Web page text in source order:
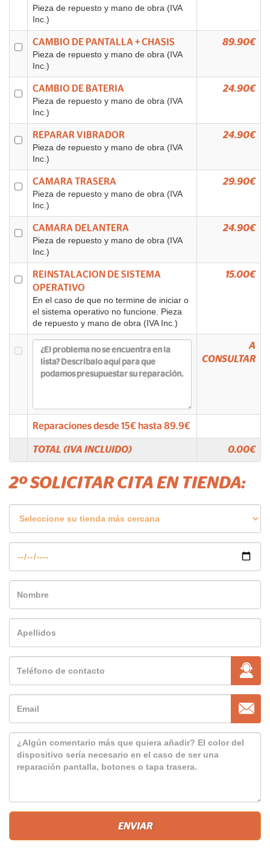
Pieza de repuesto y mano de obra (IVA
Inc.)
CAMBIO DE PANTALLA + CHASIS
Pieza de repuesto y mano de obra (IVA
Inc.)
89.90€
CAMBIO DE BATERIA
Pieza de repuesto y mano de obra (IVA
Inc.)
24.90€
REPARAR VIBRADOR
Pieza de repuesto y mano de obra (IVA
Inc.)
24.90€
CAMARA TRASERA
Pieza de repuesto y mano de obra (IVA
Inc.)
29.90€
CAMARA DELANTERA
Pieza de repuesto y mano de obra (IVA
Inc.)
24.90€
REINSTALACION DE SISTEMA
OPERATIVO
En el caso de que no termine de iniciar o
el sistema operativo no funcione. Pieza
de repuesto y mano de obra (IVA Inc.)
15.00€
A
CONSULTAR
Reparaciones desde15€ hasta 89.9€
TOTAL (IVA INCLUIDO) 0.00€
2º SOLICITAR CITA EN TIENDA: